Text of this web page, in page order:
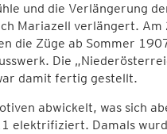
und die Verlängerung
Mariazell verlängert. Am
die Züge ab Sommer
Die
damit fertig gestellt.
abwickelt, was sich
elektrifiziert. Damals